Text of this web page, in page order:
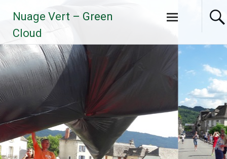
contenu
principal
Nuage Vert – Green
Cloud